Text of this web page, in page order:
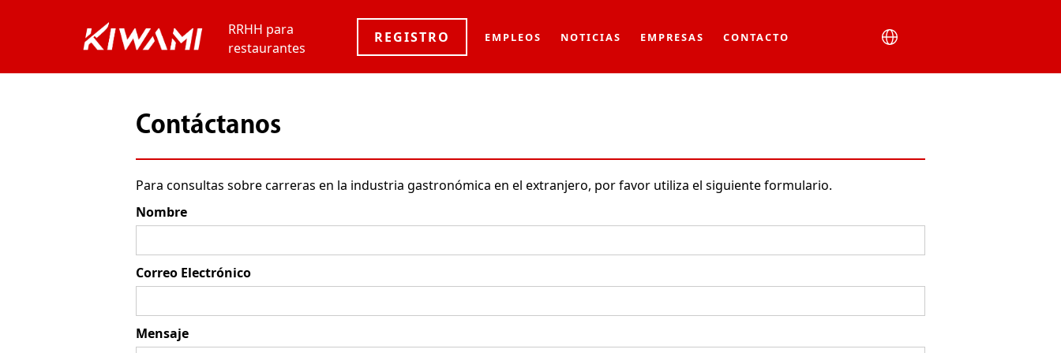
RRHH para
restaurantes
REGISTRO EMPLEOS NOTICIAS EMPRESAS CONTACTO
Contáctanos
Para consultas sobre carreras en la industria gastronómica en el extranjero, por favor utiliza el siguiente formulario.
Nombre
Correo Electrónico
Mensaje